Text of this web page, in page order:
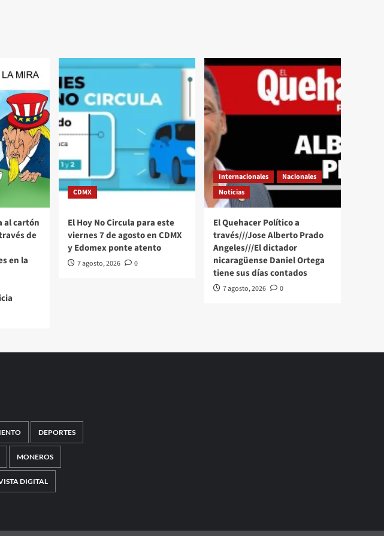
al cartón
de
en la
CDMX
El Hoy No Circula para este
viernes 7 de agosto en CDMX
y Edomex ponte atento
7 agosto, 2026 0
Internacionales
Nacionales
Noticias
El Quehacer Político a
través///Jose Alberto Prado
Angeles///El dictador
nicaragüense Daniel Ortega
tiene sus días contados
7 agosto, 2026 0
DEPORTES
MONEROS
DIGITAL